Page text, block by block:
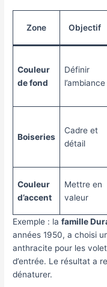
Zone Objectif
Couleur
de fond
Définir
l’ambiance
Boiseries
Cadre et
détail
Couleur
d’accent
Mettre en
valeur
Exemple : lafamille
années 1950, a choisi
anthracite pour les
d’entrée. Le résultat a
dénaturer.